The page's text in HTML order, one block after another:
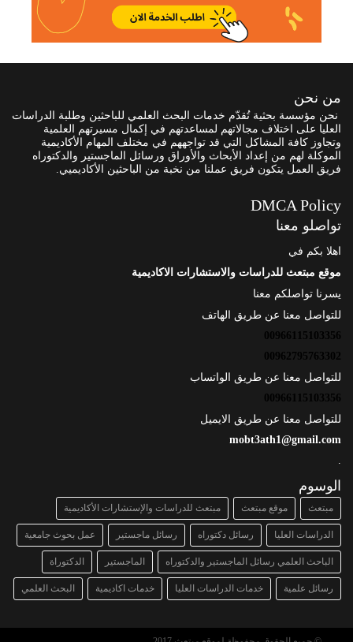
من نحن
نحن مؤسسة بحثية تُقدّم خدمات البحث العلمي للباحثين وطلبة الدراسات
العليا على اختلاف مجالاتهم لمساعدتهم في إكمال مسيرتهم العلمية
وتجاوز كافة المشاكل التي قد تواجههم في مختلف المهام الأكاديمية
الموكلة لهم من إعداد الأبحاث والأوراق ورسائل الماجستير والدكتوراه
فريق العمل يتكون فريق عملنا من نخبة من الباحثين الأكاديميي.
DMCA Policy
تواصلو معنا
اهلا بكم في
موقع مبتعث للدراسات والاستشارات الاكاديمية
يسرنا تواصلكم معنا
للتواصل معنا عن طريق الهاتف
00966115103356
00962795763302
للتواصل معنا عن طريق الواتساب
00966115103356
للتواصل معنا عن طريق الايميل
mobt3ath1@gmail.com
الوسوم
مبتعث موقع مبتعث مبتعث للدراسات والإستشارات الأكاديمية
الدراسات العليا رسائل دكتوراه رسائل ماجستير عمل بحوث جامعية
الباحث العلمي رسائل الماجستير والدكتوراه الماجستير الدكتوراة
رسائل علمية خدمات الدراسات العليا خدمات اكاديمية البحث العلمي